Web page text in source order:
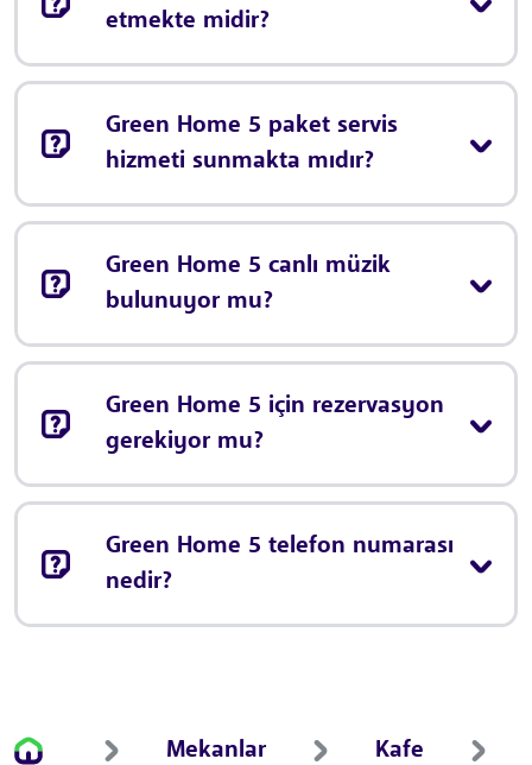
etmekte midir?
Green Home 5 paket servis
hizmeti sunmakta mıdır?
Green Home 5 canlı müzik
bulunuyor mu?
Green Home 5 için rezervasyon
gerekiyor mu?
Green Home 5 telefon numarası
nedir?
Mekanlar Kafe